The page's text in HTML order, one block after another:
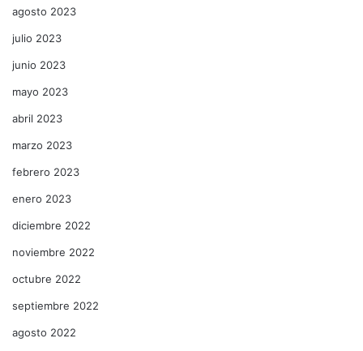
agosto 2023
julio 2023
junio 2023
mayo 2023
abril 2023
marzo 2023
febrero 2023
enero 2023
diciembre 2022
noviembre 2022
octubre 2022
septiembre 2022
agosto 2022